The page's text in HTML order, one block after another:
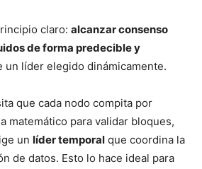
claro: alcanzar consenso
de forma predecible y
un líder elegido dinámicamente.
que cada nodo compita por
matemático para validar bloques,
un líder temporal que coordina la
de datos. Esto lo hace ideal para